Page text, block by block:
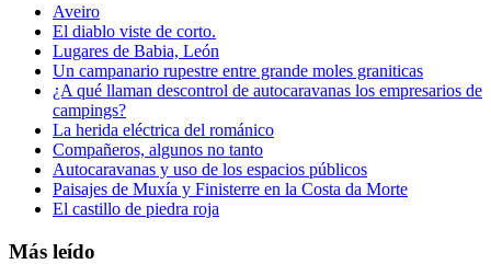
Aveiro
El diablo viste de corto.
Lugares de Babia, León
Un campanario rupestre entre grande moles graniticas
¿A qué llaman descontrol de autocaravanas los empresarios de
campings?
La herida eléctrica del románico
Compañeros, algunos no tanto
Autocaravanas y uso de los espacios públicos
Paisajes de Muxía y Finisterre en la Costa da Morte
El castillo de piedra roja
Más leído